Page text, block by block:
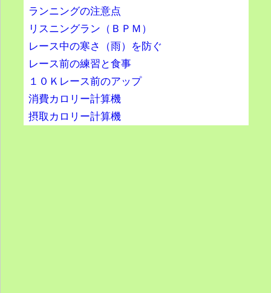
ランニングの注意点
リスニングラン（ＢＰＭ）
レース中の寒さ（雨）を防ぐ
レース前の練習と食事
１０Ｋレース前のアップ
消費カロリー計算機
摂取カロリー計算機